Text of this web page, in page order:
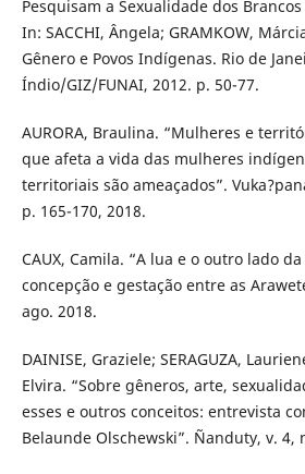
Pesquisam a Sexualidade dos
In: SACCHI, Ângela; GRAMKOW,
Gênero e Povos Indígenas. Rio de
Índio/GIZ/FUNAI, 2012. p. 50-77.
AURORA, Braulina. “Mulheres e
que afeta a vida das mulheres
territoriais são ameaçados”.
p. 165-170, 2018.
CAUX, Camila. “A lua e o outro lado
concepção e gestação entre as
ago. 2018.
DAINISE, Graziele; SERAGUZA,
Elvira. “Sobre gêneros, arte,
esses e outros conceitos: entrevista
Belaunde Olschewski”. Ñanduty, v. 4,